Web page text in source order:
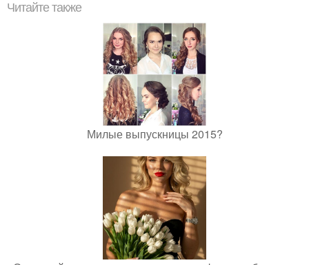
Читайте также
Милые выпускницы 2015?